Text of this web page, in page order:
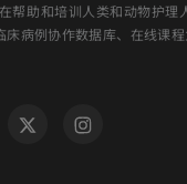
帮助和培训人类和动物护理
床病例协作数据库、在线课